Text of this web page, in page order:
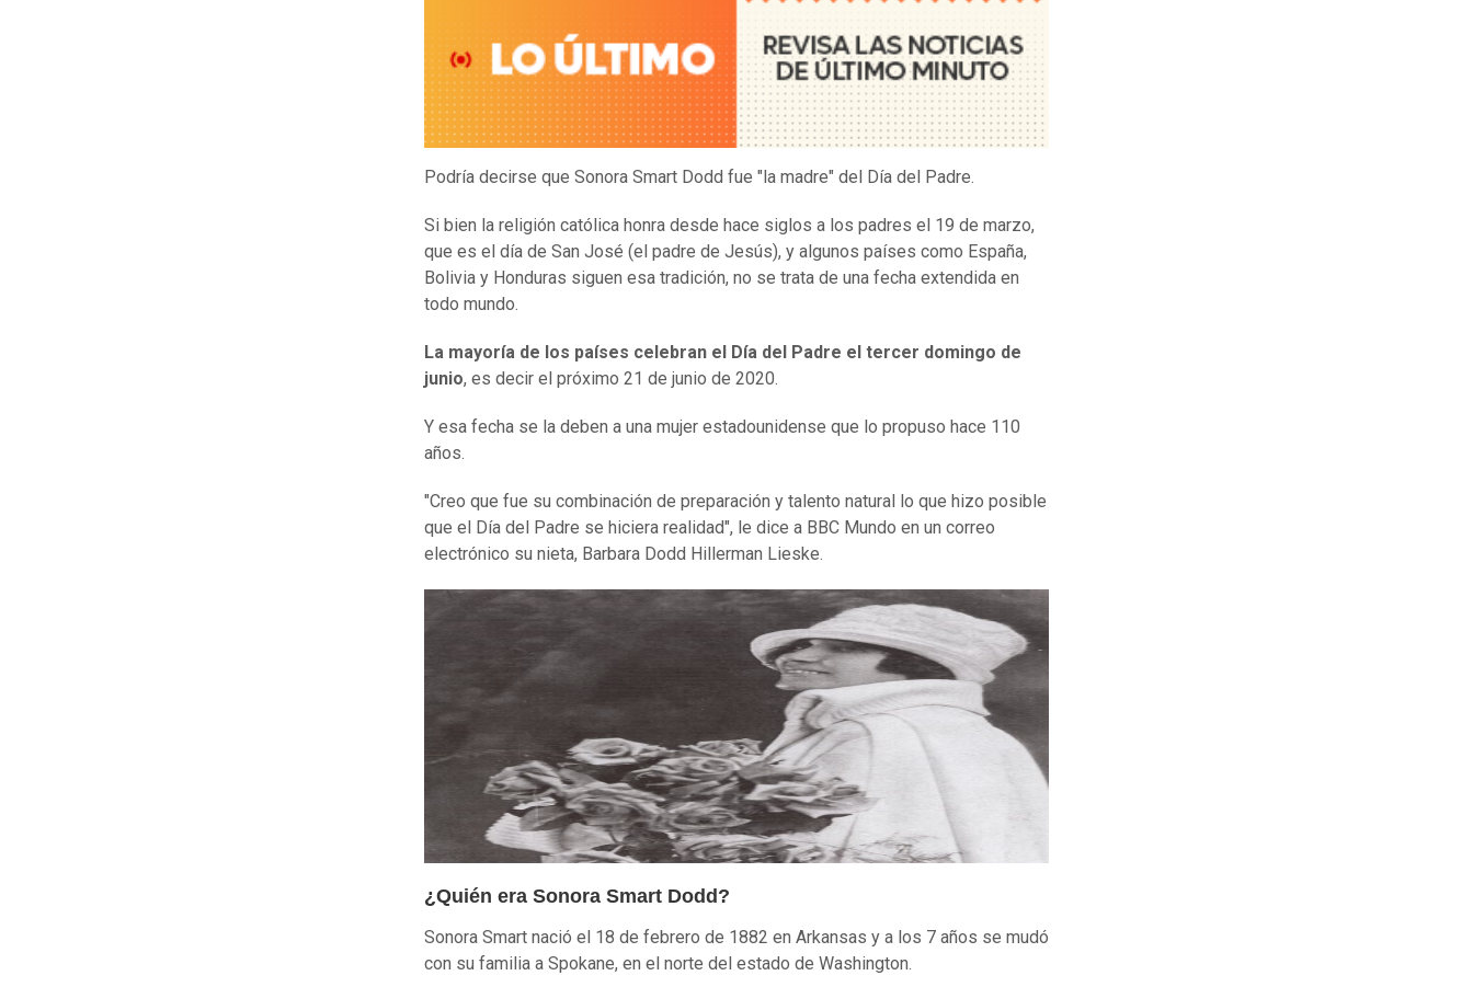
Podría decirse que Sonora Smart Dodd fue "la madre" del Día del Padre.
Si bien la religión católica honra desde hace siglos a los padres el 19 de marzo,
que es el día de San José (el padre de Jesús), y algunos países como España,
Bolivia y Honduras siguen esa tradición, no se trata de una fecha extendida en
todo mundo.
La mayoría de los países celebran el Día del Padre el tercer domingo de
junio, es decir el próximo 21 de junio de 2020.
Y esa fecha se la deben a una mujer estadounidense que lo propuso hace 110
años.
"Creo que fue su combinación de preparación y talento natural lo que hizo posible
que el Día del Padre se hiciera realidad", le dice a BBC Mundo en un correo
electrónico su nieta, Barbara Dodd Hillerman Lieske.
¿Quién era Sonora Smart Dodd?
Sonora Smart nació el 18 de febrero de 1882 en Arkansas y a los 7 años se mudó
con su familia a Spokane, en el norte del estado de Washington.